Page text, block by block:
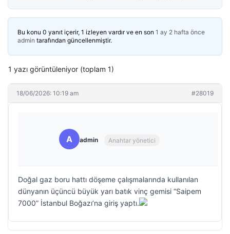
Bu konu 0 yanıt içerir, 1 izleyen vardır ve en son 1 ay 2 hafta önce
admin tarafından güncellenmiştir.
1 yazı görüntüleniyor (toplam 1)
18/06/2026: 10:19 am #28019
A admin Anahtar yönetici
Doğal gaz boru hattı döşeme çalışmalarında kullanılan
dünyanın üçüncü büyük yarı batık vinç gemisi “Saipem
7000” İstanbul Boğazı’na giriş yaptı.